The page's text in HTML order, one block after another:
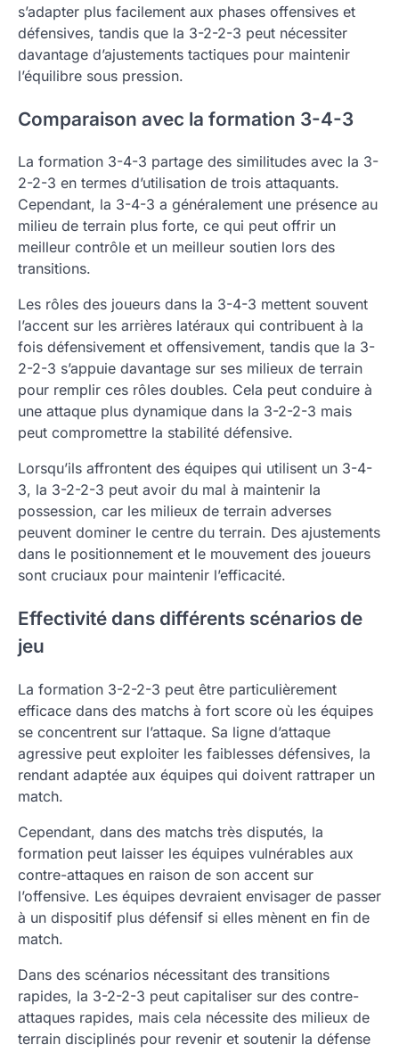
s’adapter plus facilement aux phases offensives et
défensives, tandis que la 3-2-2-3 peut nécessiter
davantage d’ajustements tactiques pour maintenir
l’équilibre sous pression.
Comparaison avec la formation 3-4-3
La formation 3-4-3 partage des similitudes avec la 3-
2-2-3 en termes d’utilisation de trois attaquants.
Cependant, la 3-4-3 a généralement une présence au
milieu de terrain plus forte, ce qui peut offrir un
meilleur contrôle et un meilleur soutien lors des
transitions.
Les rôles des joueurs dans la 3-4-3 mettent souvent
l’accent sur les arrières latéraux qui contribuent à la
fois défensivement et offensivement, tandis que la 3-
2-2-3 s’appuie davantage sur ses milieux de terrain
pour remplir ces rôles doubles. Cela peut conduire à
une attaque plus dynamique dans la 3-2-2-3 mais
peut compromettre la stabilité défensive.
Lorsqu’ils affrontent des équipes qui utilisent un 3-4-
3, la 3-2-2-3 peut avoir du mal à maintenir la
possession, car les milieux de terrain adverses
peuvent dominer le centre du terrain. Des ajustements
dans le positionnement et le mouvement des joueurs
sont cruciaux pour maintenir l’efficacité.
Effectivité dans différents scénarios de
jeu
La formation 3-2-2-3 peut être particulièrement
efficace dans des matchs à fort score où les équipes
se concentrent sur l’attaque. Sa ligne d’attaque
agressive peut exploiter les faiblesses défensives, la
rendant adaptée aux équipes qui doivent rattraper un
match.
Cependant, dans des matchs très disputés, la
formation peut laisser les équipes vulnérables aux
contre-attaques en raison de son accent sur
l’offensive. Les équipes devraient envisager de passer
à un dispositif plus défensif si elles mènent en fin de
match.
Dans des scénarios nécessitant des transitions
rapides, la 3-2-2-3 peut capitaliser sur des contre-
attaques rapides, mais cela nécessite des milieux de
terrain disciplinés pour revenir et soutenir la défense